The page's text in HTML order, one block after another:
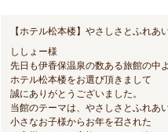
【ホテル松本楼】やさしさとふれあ
ししょー様
先日も伊香保温泉の数ある旅館の中
ホテル松本楼をお選び頂きまして
誠にありがとうございました。
当館のテーマは、やさしさとふれあい
小さなお子様からお年を召された